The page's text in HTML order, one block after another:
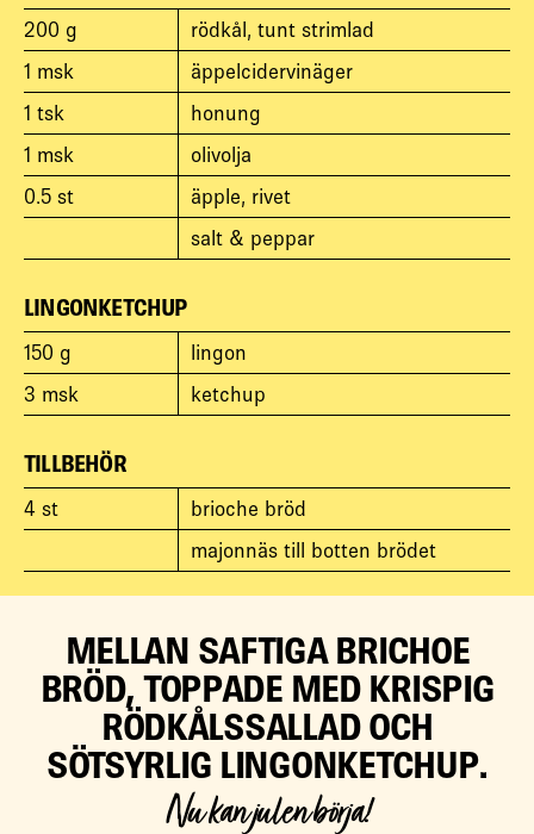
200 g
rödkål, tunt strimlad
1 msk
äppelcidervinäger
1 tsk
honung
1 msk
olivolja
0.5 st
äpple, rivet
salt & peppar
LINGONKETCHUP
150 g
lingon
3 msk ketchup
TILLBEHÖR
4 st
brioche bröd
majonnäs till botten brödet
MELLAN SAFTIGA BRICHOE
BRÖD, TOPPADE MED KRISPIG
RÖDKÅLSSALLAD OCH
SÖTSYRLIG LINGONKETCHUP.
Nu kan julen börja!